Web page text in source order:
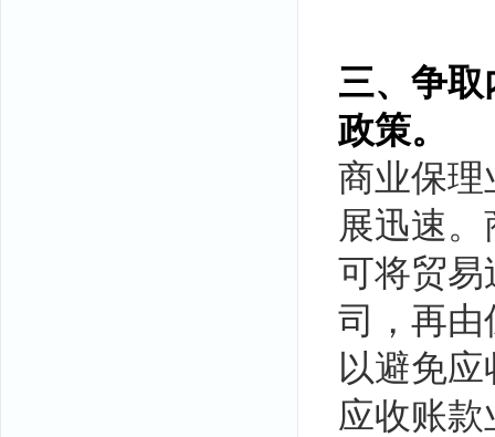
三、争
政策。
商业保理
展迅速
可将贸易
司，再由
以避免
应收账